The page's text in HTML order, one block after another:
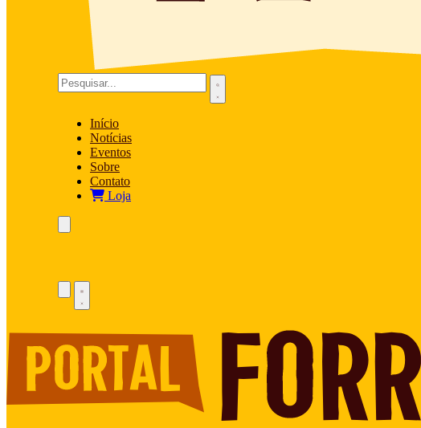
Início
Notícias
Eventos
Sobre
Contato
Loja